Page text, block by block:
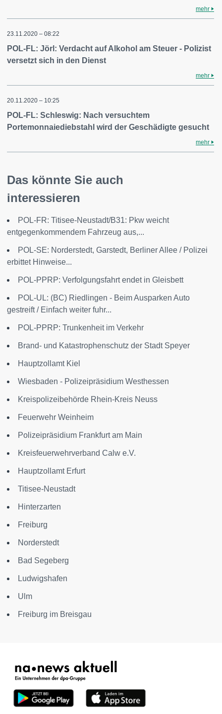
mehr
23.11.2020 – 08:22
POL-FL: Jörl: Verdacht auf Alkohol am Steuer - Polizist
versetzt sich in den Dienst
mehr
20.11.2020 – 10:25
POL-FL: Schleswig: Nach versuchtem
Portemonnaiediebstahl wird der Geschädigte gesucht
mehr
Das könnte Sie auch
interessieren
POL-FR: Titisee-Neustadt/B31: Pkw weicht
entgegenkommendem Fahrzeug aus,...
POL-SE: Norderstedt, Garstedt, Berliner Allee / Polizei
erbittet Hinweise...
POL-PPRP: Verfolgungsfahrt endet in Gleisbett
POL-UL: (BC) Riedlingen - Beim Ausparken Auto
gestreift / Einfach weiter fuhr...
POL-PPRP: Trunkenheit im Verkehr
Brand- und Katastrophenschutz der Stadt Speyer
Hauptzollamt Kiel
Wiesbaden - Polizeipräsidium Westhessen
Kreispolizeibehörde Rhein-Kreis Neuss
Feuerwehr Weinheim
Polizeipräsidium Frankfurt am Main
Kreisfeuerwehrverband Calw e.V.
Hauptzollamt Erfurt
Titisee-Neustadt
Hinterzarten
Freiburg
Norderstedt
Bad Segeberg
Ludwigshafen
Ulm
Freiburg im Breisgau